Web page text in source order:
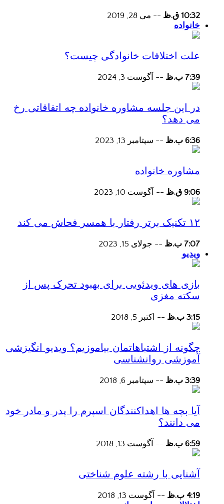
10:32 ق.ظ -- می 28, 2019
خانواده
علت اختلافات خانوادگی چیست؟
7:39 ب.ظ -- آگوست 3, 2024
در این جلسه مشاوره خانواده چه اتفاقاتی رخ
می دهد؟
6:36 ب.ظ -- سپتامبر 13, 2023
مشاوره خانواده
9:06 ق.ظ -- آگوست 10, 2023
۱۲ تکنیک برتر رفتار با همسر فحاش می کند
7:07 ب.ظ -- جولای 15, 2023
ویدیو
بازی های ویدئویی برای بهبود تحرک پس از
سکته مغزی
3:15 ب.ظ -- اکتبر 5, 2018
چگونه از اشتباهاتمان بیاموزیم؟ ویدیو انگیزشی
آموزشی روانشناسی
3:39 ب.ظ -- سپتامبر 6, 2018
آیا بچه ها اهداکنندگان اسپرم را پدر و مادر خود
می دانند؟
6:59 ب.ظ -- آگوست 13, 2018
آشنایی با رشته علوم شناختی
4:19 ب.ظ -- آگوست 13, 2018